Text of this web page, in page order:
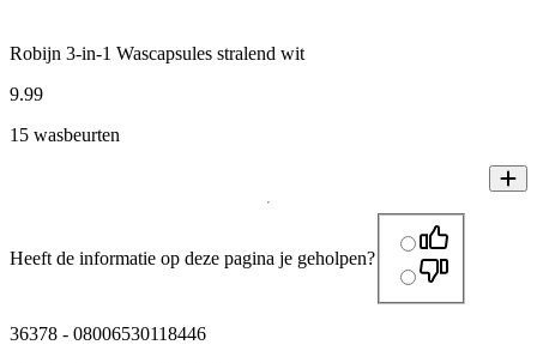
Robijn 3-in-1 Wascapsules stralend wit
9.99
15 wasbeurten
Heeft de informatie op deze pagina je geholpen?
36378 - 08006530118446